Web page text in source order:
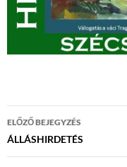
Bejegyzés
navigáció
ELŐZŐ BEJEGYZÉS
ÁLLÁSHIRDETÉS